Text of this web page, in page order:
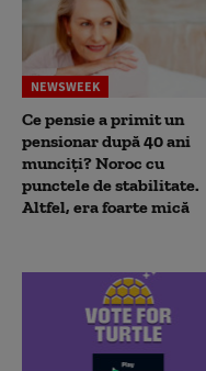
NEWSWEEK
Ce pensie a primit un
pensionar după 40 ani
munciți? Noroc cu
punctele de stabilitate.
Altfel, era foarte mică